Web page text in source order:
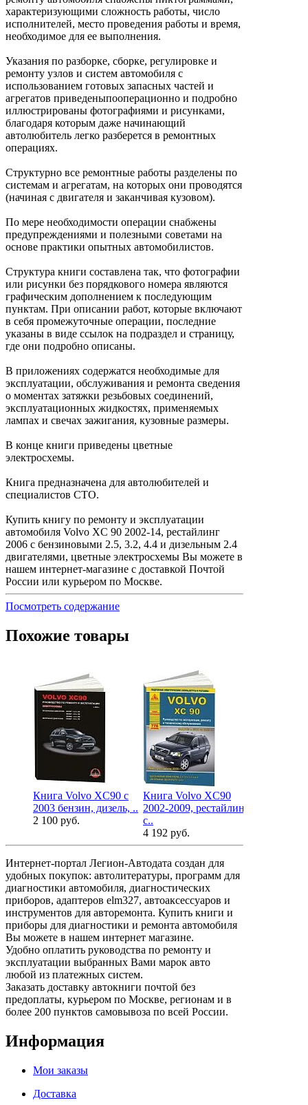
характеризующими сложность работы, число
исполнителей, место проведения работы и время,
необходимое для ее выполнения.
Указания по разборке, сборке, регулировке и
ремонту узлов и систем автомобиля с
использованием готовых запасных частей и
агрегатов приведеныпооперационно и подробно
иллюстрированы фотографиями и рисунками,
благодаря которым даже начинающий
автолюбитель легко разберется в ремонтных
операциях.
Структурно все ремонтные работы разделены по
системам и агрегатам, на которых они проводятся
(начиная с двигателя и заканчивая кузовом).
По мере необходимости операции снабжены
предупреждениями и полезными советами на
основе практики опытных автомобилистов.
Структура книги составлена так, что фотографии
или рисунки без порядкового номера являются
графическим дополнением к последующим
пунктам. При описании работ, которые включают
в себя промежуточные операции, последние
указаны в виде ссылок на подраздел и страницу,
где они подробно описаны.
В приложениях содержатся необходимые для
эксплуатации, обслуживания и ремонта сведения
о моментах затяжки резьбовых соединений,
эксплуатационных жидкостях, применяемых
лампах и свечах зажигания, кузовные размеры.
В конце книги приведены цветные
электросхемы.
Книга предназначена для автолюбителей и
специалистов СТО.
Купить книгу по ремонту и эксплуатации
автомобиля Volvo XC 90 2002-14, рестайлинг
2006 с бензиновыми 2.5, 3.2, 4.4 и дизельным 2.4
двигателями, цветные электросхемы Вы можете в
нашем интернет-магазине с доставкой Почтой
России или курьером по Москве.
Посмотреть содержание
Похожие товары
Книга Volvo ХC90 с
2003 бензин, дизель, ..
2 100 руб.
Книга Volvo ХC90
2002-2009, рестайлинг
с..
4 192 руб.
Интернет-портал Легион-Автодата создан для
удобных покупок: автолитературы, программ для
диагностики автомобиля, диагностических
приборов, адаптеров elm327, автоаксессуаров и
инструментов для авторемонта. Купить книги и
приборы для диагностики и ремонта автомобиля
Вы можете в нашем интернет магазине.
Удобно оплатить руководства по ремонту и
эксплуатации выбранных Вами марок авто
любой из платежных систем.
Заказать доставку автокниги почтой без
предоплаты, курьером по Москве, регионам и в
более 200 пунктов самовывоза по всей России.
Информация
Мои заказы
Доставка